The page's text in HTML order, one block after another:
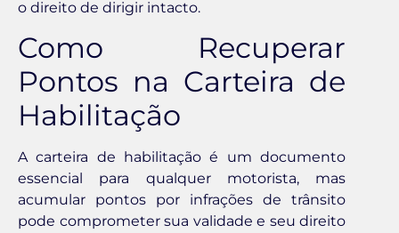
o direito de dirigir intacto.
Como Recuperar
Pontos na Carteira de
Habilitação
A carteira de habilitação é um documento
essencial para qualquer motorista, mas
acumular pontos por infrações de trânsito
pode comprometer sua validade e seu direito